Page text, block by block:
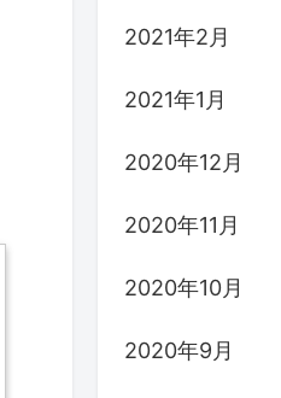
2021年2月
2021年1月
2020年12月
2020年11月
2020年10月
2020年9月